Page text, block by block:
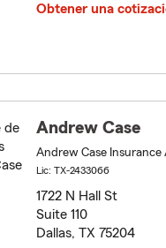
Obtener una
Andrew Case
Andrew Case Insurance
Lic: TX-2433066
1722 N Hall St
Suite 110
Dallas, TX 75204